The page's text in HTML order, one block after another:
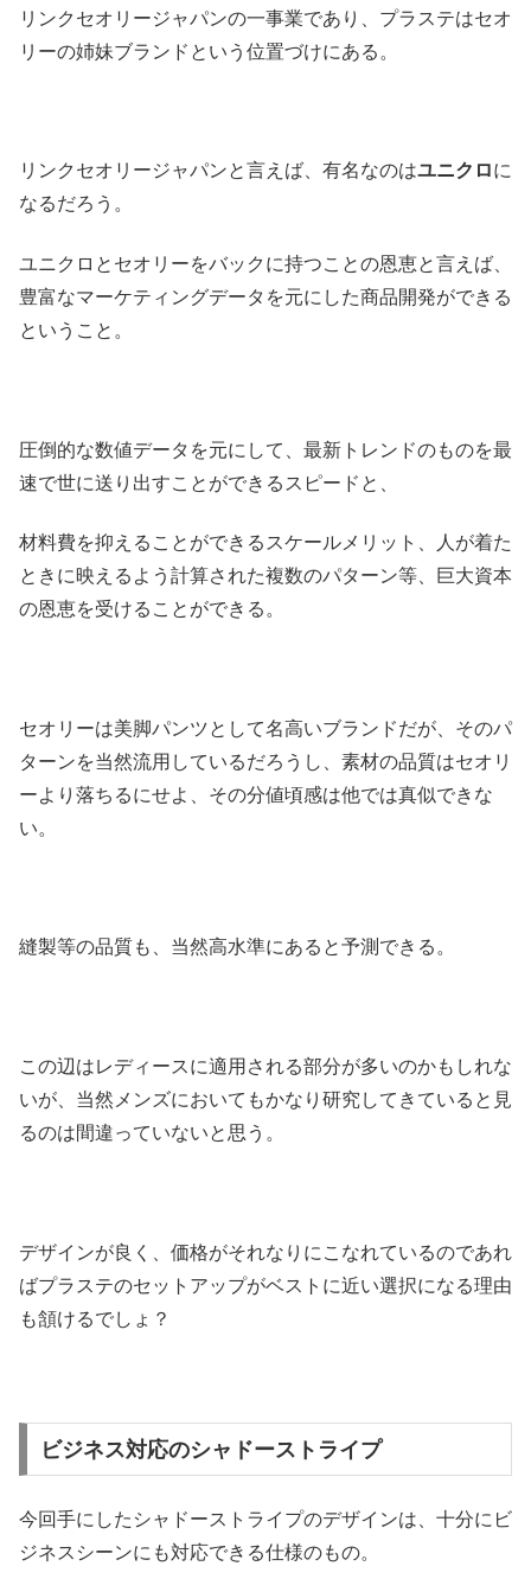
リンクセオリージャパンの一事業であり、プラステはセオ
リーの姉妹ブランドという位置づけにある。
リンクセオリージャパンと言えば、有名なのはユニクロに
なるだろう。
ユニクロとセオリーをバックに持つことの恩恵と言えば、
豊富なマーケティングデータを元にした商品開発ができる
ということ。
圧倒的な数値データを元にして、最新トレンドのものを最
速で世に送り出すことができるスピードと、
材料費を抑えることができるスケールメリット、人が着た
ときに映えるよう計算された複数のパターン等、巨大資本
の恩恵を受けることができる。
セオリーは美脚パンツとして名高いブランドだが、そのパ
ターンを当然流用しているだろうし、素材の品質はセオリ
ーより落ちるにせよ、その分値頃感は他では真似できな
い。
縫製等の品質も、当然高水準にあると予測できる。
この辺はレディースに適用される部分が多いのかもしれな
いが、当然メンズにおいてもかなり研究してきていると見
るのは間違っていないと思う。
デザインが良く、価格がそれなりにこなれているのであれ
ばプラステのセットアップがベストに近い選択になる理由
も頷けるでしょ？
ビジネス対応のシャドーストライプ
今回手にしたシャドーストライプのデザインは、十分にビ
ジネスシーンにも対応できる仕様のもの。